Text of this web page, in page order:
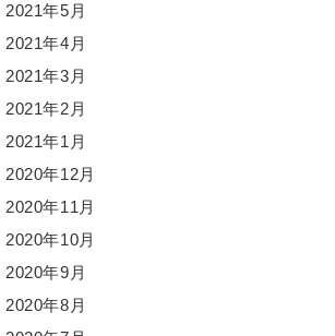
2021年5月
2021年4月
2021年3月
2021年2月
2021年1月
2020年12月
2020年11月
2020年10月
2020年9月
2020年8月